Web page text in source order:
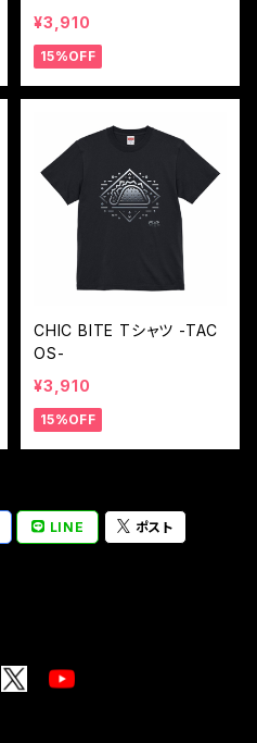
¥3,910
15%OFF
CHIC BITE Tシャツ -TAC
OS-
¥3,910
15%OFF
LINE ポスト